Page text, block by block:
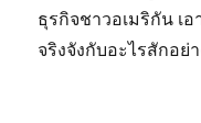
ธุรกิจชาวอเมริกัน เ
จริงจังกับอะไรสักอย่